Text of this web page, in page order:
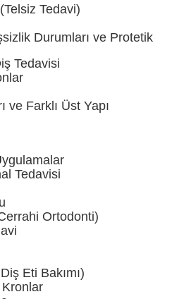
Tedavi)
Durumları ve Protetik
Tedavisi
ve Farklı Üst Yapı
Tedavisi
Ortodonti)
Eti Bakımı)